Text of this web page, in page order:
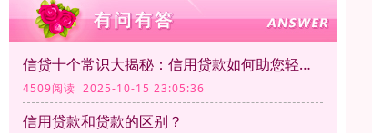
信贷十个常识大揭秘：信用贷款如何助您轻松融资
4509阅读 2025-10-15 23:05:36
信用贷款和贷款的区别？